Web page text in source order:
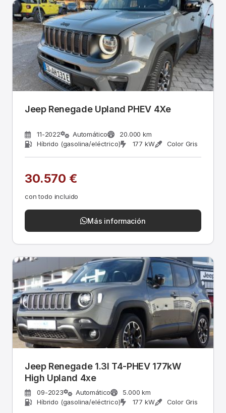
Jeep Renegade Upland PHEV 4Xe
11-2022 Automático
20.000 km
Híbrido (gasolina/eléctrico)
177 kW Color Gris
30.570 €
con todo incluido
Más información
Jeep Renegade 1.3l T4-PHEV 177kW
High Upland 4xe
09-2023 Automático
5.000 km
Híbrido (gasolina/eléctrico)
177 kW Color Gris